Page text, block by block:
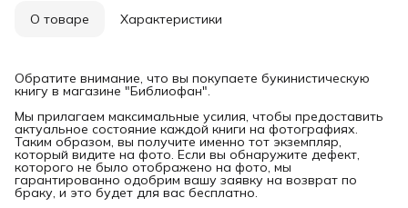
О товаре Характеристики
Обратите внимание, что вы покупаете букинистическую
книгу в магазине "Библиофан".
Мы прилагаем максимальные усилия, чтобы предоставить
актуальное состояние каждой книги на фотографиях.
Таким образом, вы получите именно тот экземпляр,
который видите на фото. Если вы обнаружите дефект,
которого не было отображено на фото, мы
гарантированно одобрим вашу заявку на возврат по
браку, и это будет для вас бесплатно.